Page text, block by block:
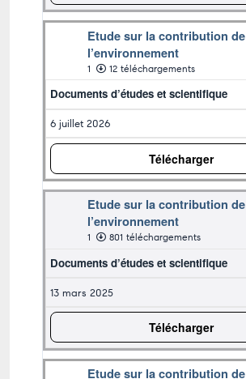
Etude sur la contribution de
l’environnement
1 12 téléchargements
Documents d’études et scientifique
6 juillet 2026
Télécharger
Etude sur la contribution de
l’environnement
1 801 téléchargements
Documents d’études et scientifique
13 mars 2025
Télécharger
Etude sur la contribution de